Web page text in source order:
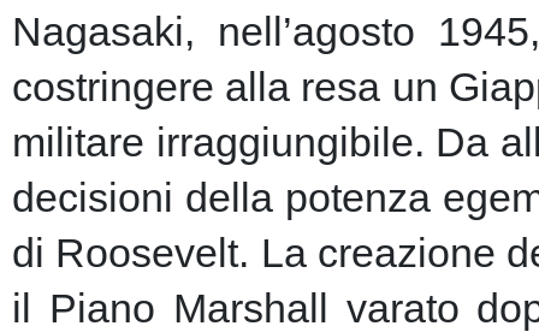
Nagasaki, nell’agosto
costringere alla resa un
militare irraggiungibile. Da
decisioni della potenza
di Roosevelt. La creazione
il Piano Marshall varato